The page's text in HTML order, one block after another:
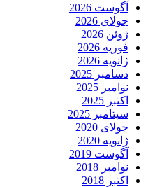
آگوست 2026
جولای 2026
ژوئن 2026
فوریه 2026
ژانویه 2026
دسامبر 2025
نوامبر 2025
اکتبر 2025
سپتامبر 2025
جولای 2020
ژانویه 2020
آگوست 2019
نوامبر 2018
اکتبر 2018